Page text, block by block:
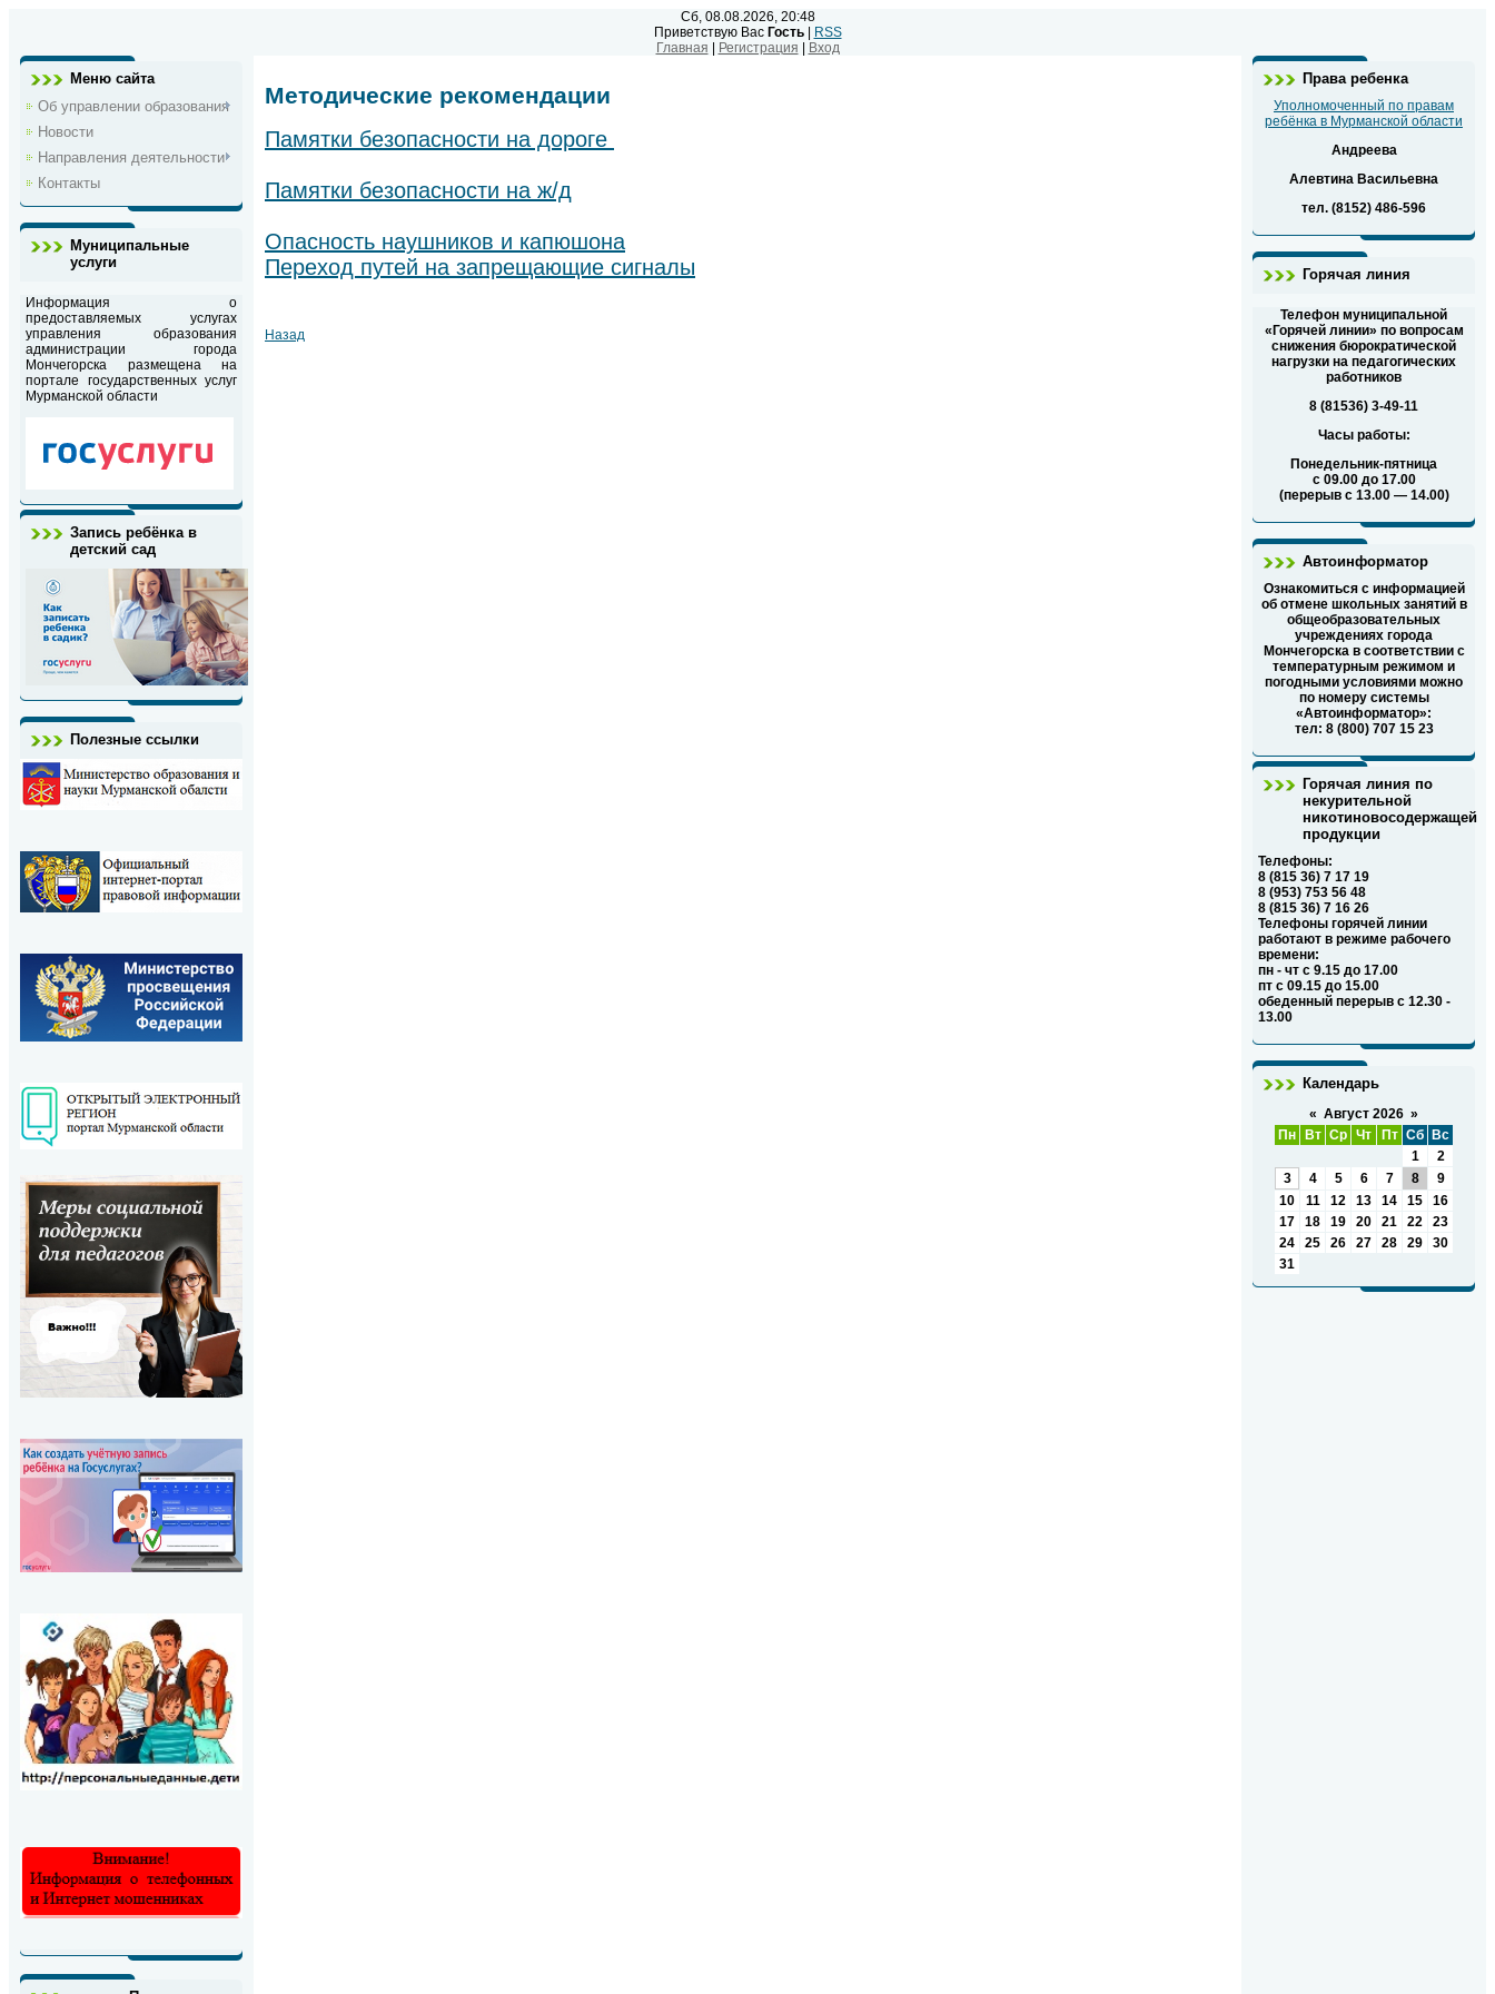
Сб, 08.08.2026, 20:48
Приветствую Вас Гость|
RSS
Главная
Регистрация Вход
Меню сайта
Об управлении образования
Новости
Направления деятельности
Контакты
Муниципальные
услуги
Информация о
предоставляемых услугах
управления образования
администрации города
Мончегорска размещена на
портале государственных услуг
Мурманской области
Запись ребёнка в
детский сад
Полезные ссылки
Методические рекомендации
Памятки безопасности на дороге
Памятки безопасности на ж/д
Опасность наушников и капюшона
Переход путей на запрещающие сигналы
Назад
Права ребенка
Уполномоченный по правам
ребёнка в Мурманской области
Андреева
Алевтина Васильевна
тел. (8152) 486-596
Горячая линия
Телефон муниципальной
«Горячей линии» по вопросам
снижения бюрократической
нагрузки на педагогических
работников
8 (81536) 3-49-11
Часы работы:
Понедельник-пятница
с 09.00 до 17.00
(перерыв с 13.00 — 14.00)
Автоинформатор
Ознакомиться с информацией
об отмене школьных занятий в
общеобразовательных
учреждениях города
Мончегорска в соответствии с
температурным режимом и
погодными условиями можно
по номеру системы
«Автоинформатор»:
тел: 8 (800) 707 15 23
Горячая линия по
некурительной
никотиновосодержащей
продукции
Телефоны:
8 (815 36) 7 17 19
8 (953) 753 56 48
8 (815 36) 7 16 26
Телефоны горячей линии
работают в режиме рабочего
времени:
пн - чт с 9.15 до 17.00
пт с 09.15 до 15.00
обеденный перерыв с 12.30 -
13.00
Календарь
« Август 2026 »
Пн
Вт Ср Чт Пт Сб
Вс
1
2
3
4 5 6 7 8
9
10
11 12 13 14 15
16
17
18 19 20 21 22
23
24
25 26 27 28 29
30
31